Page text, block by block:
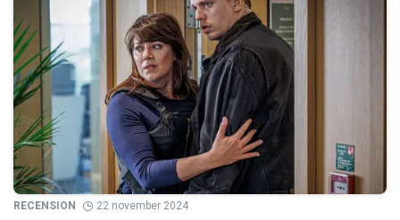
RECENSION 22 november 2024